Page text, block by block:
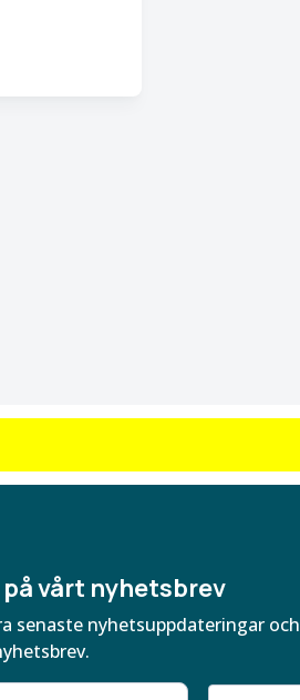
vårt nyhetsbrev
senaste nyhetsuppdateringar och